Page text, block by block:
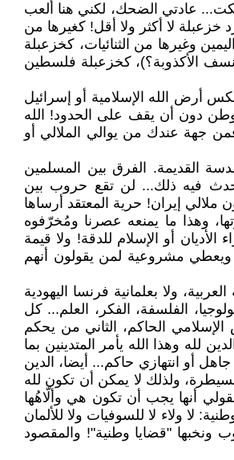
عادتي الضحك، لكني هنا ألعب
خزعبلة لا أكثر ولا أقل! كغيرها من
وغيرها من الثنائيات، كخزعبلة
ينسف الأكذوبة؟)، كخزعبلة فلسطين
أرض الله الإسلامية أو إسرائيل
وطن دون أن يقف على الحدود! الله
فمن جهة عندك من يوالي الملالي أو
القديمة. الفرق بين المسلمين
يحدث فيه ذلك... لن تقع حروب بين
ملالي إيران! حرية المعتقد أرساها
وهذا ما يمنعه عصرنا ومُخرّفوه
أو الإسلام للدقة! ولا قيمة
ويعطي مشروعية لمن يقولون أنهم
ولا بعلمانية فرنسا اليهودية
الفلسفة، الفكر، العلم... كل
الحاكم، الثاني من يحكم
لله وهذا الله يأمر المتدينين بما
أو انتهازي حاكم... أيضا، الدين
ولذلك لا يمكن أن تكون لله
بقولي أنها يجب أن تكون هي وألّاهُها
لا ولاء لا للسوفيات ولا للألمان
ونخبها "قضايا وطنية"! والمقصود